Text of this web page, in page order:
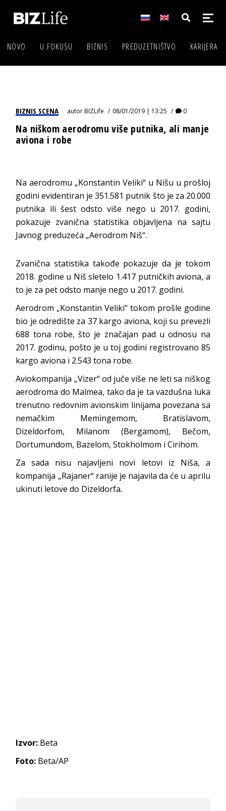
NOVO U FOKUSU BIZNIS PREDUZETNIŠTVO KARIJERA
BIZNIS SCENA autorBIZLife 08/01/2019 | 13:25 0
Na niškom aerodromu više putnika, ali manje
aviona i robe
Na aerodromu „Konstantin Veliki“ u Nišu u prošloj
godini evidentiran je 351.581 putnik što je za 20.000
putnika ili šest odsto više nego u 2017. godini,
pokazuje zvanična statistika objavljena na sajtu
Javnog preduzeća „Aerodrom Niš“.
Zvanična statistika takođe pokazuje da je tokom
2018. godine u Niš sletelo 1.417 putničkih aviona, a
to je za pet odsto manje nego u 2017. godini.
Aerodrom „Konstantin Veliki“ tokom prošle godine
bio je odredište za 37 kargo aviona, koji su prevezli
688 tona robe, što je značajan pad u odnosu na
2017. godinu, pošto je u toj godini registrovano 85
kargo aviona i 2.543 tona robe.
Aviokompanija „Vizer“ od juče više ne leti sa niškog
aerodroma do Malmea, tako da je ta vazdušna luka
trenutno redovnim avionskim linijama povezana sa
nemačkim Memingemom, Bratislavom,
Dizeldorfom, Milanom (Bergamom), Bečom,
Dortumundom, Bazelom, Stokholmom i Cirihom.
Za sada nisu najavljeni novi letovi iz Niša, a
kompanija „Rajaner“ ranije je najavila da će u aprilu
ukinuti letove do Dizeldorfa.
Izvor: Beta
Foto: Beta/AP